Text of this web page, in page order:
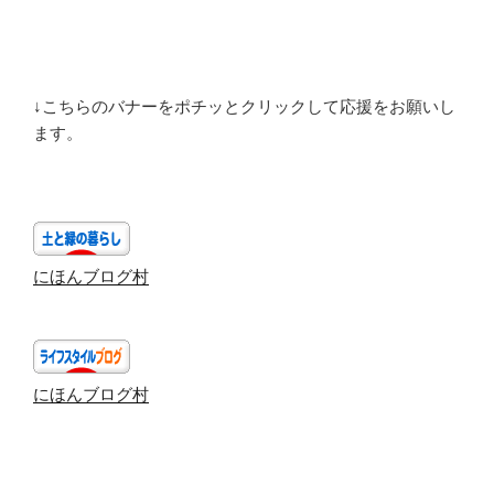
↓こちらのバナーをポチッとクリックして応援をお願いし
ます。
にほんブログ村
にほんブログ村